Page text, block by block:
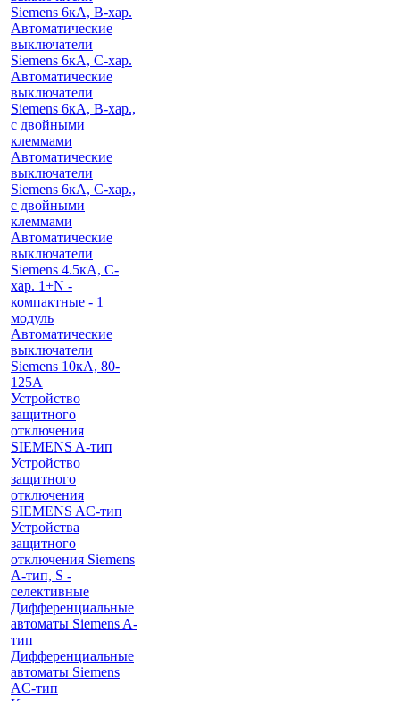
Siemens 6кА, B-хар.
Автоматические
выключатели
Siemens 6кА, С-хар.
Автоматические
выключатели
Siemens 6кА, B-хар.,
с двойными
клеммами
Автоматические
выключатели
Siemens 6кА, C-хар.,
с двойными
клеммами
Автоматические
выключатели
Siemens 4.5кА, C-
хар. 1+N -
компактные - 1
модуль
Автоматические
выключатели
Siemens 10кА, 80-
125A
Устройство
защитного
отключения
SIEMENS A-тип
Устройство
защитного
отключения
SIEMENS AС-тип
Устройства
защитного
отключения Siemens
A-тип, S -
селективные
Дифференциальные
автоматы Siemens A-
тип
Дифференциальные
автоматы Siemens
AС-тип